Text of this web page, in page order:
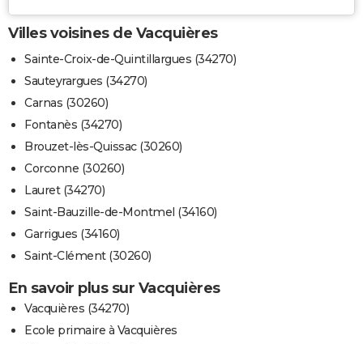
Villes voisines de Vacquières
Sainte-Croix-de-Quintillargues (34270)
Sauteyrargues (34270)
Carnas (30260)
Fontanès (34270)
Brouzet-lès-Quissac (30260)
Corconne (30260)
Lauret (34270)
Saint-Bauzille-de-Montmel (34160)
Garrigues (34160)
Saint-Clément (30260)
En savoir plus sur Vacquières
Vacquières (34270)
Ecole primaire à Vacquières